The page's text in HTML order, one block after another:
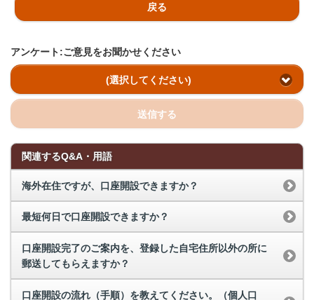
戻る
アンケート:ご意見をお聞かせください
(選択してください)
送信する
関連するQ&A・用語
海外在住ですが、口座開設できますか？
最短何日で口座開設できますか？
口座開設完了のご案内を、登録した自宅住所以外の所に
郵送してもらえますか？
口座開設の流れ（手順）を教えてください。（個人口